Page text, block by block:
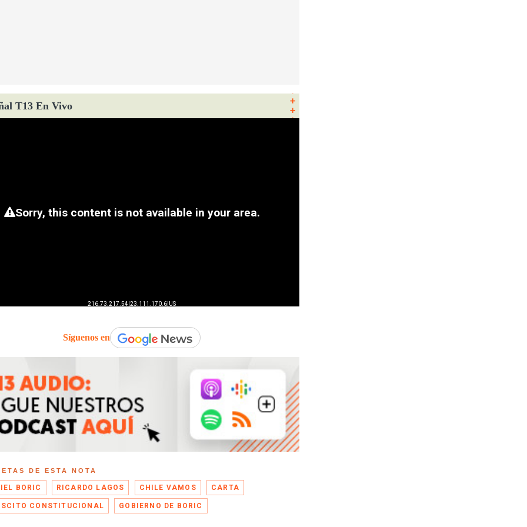
T13 En Vivo
Síguenos en
DE ESTA NOTA
BORIC RICARDO LAGOS CHILE VAMOS CARTA
CONSTITUCIONAL GOBIERNO DE BORIC